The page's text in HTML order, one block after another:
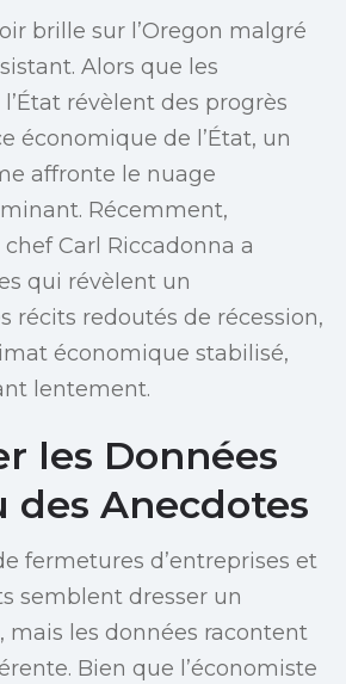
brille sur l’Oregon malgré
Alors que les
révèlent des progrès
économique de l’État, un
affronte le nuage
Récemment,
chef Carl Riccadonna a
qui révèlent un
récits redoutés de récession,
économique stabilisé,
lentement.
les Données
des Anecdotes
fermetures d’entreprises et
semblent dresser un
mais les données racontent
Bien que l’économiste